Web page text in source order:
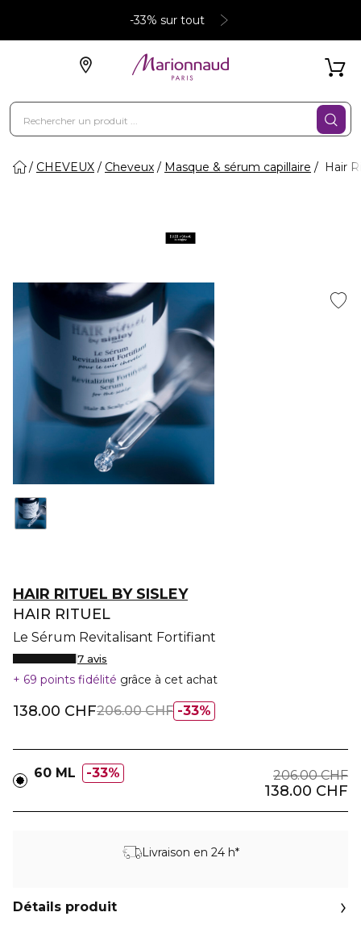
-33% sur tout
CHEVEUX Cheveux Masque & sérum capillaire Hair
HAIR RITUEL BY SISLEY
HAIR RITUEL
Le Sérum Revitalisant Fortifiant
7 avis
69 points fidélité grâce à cet achat
33%
138.00 CHF206.00 CHF
60 ML 33% 206.00 CHF
138.00 CHF
Livraison en 24 h*
Détails produit